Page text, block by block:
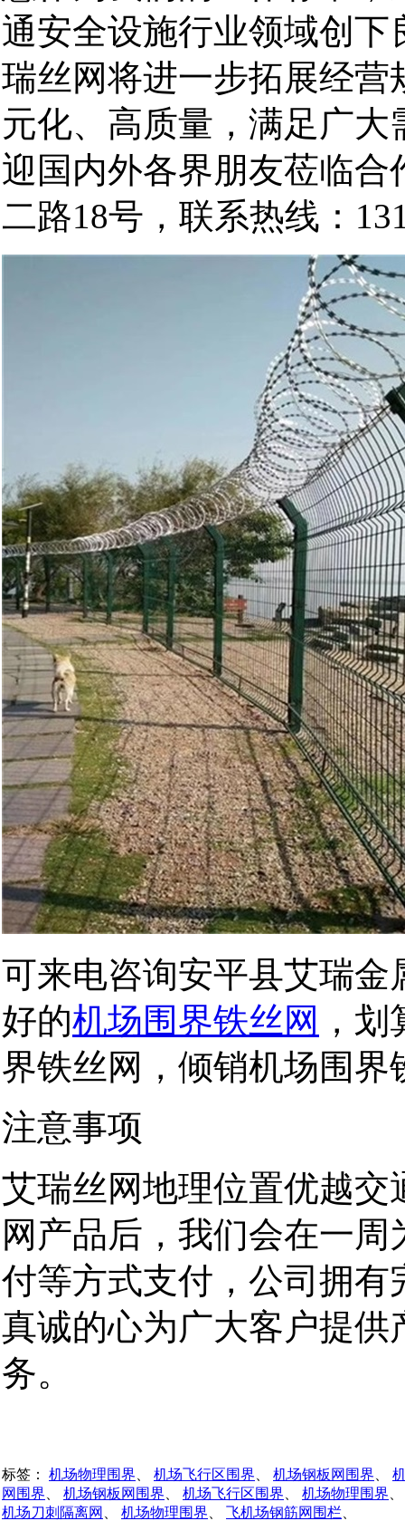
通安全设施行业领域创
瑞丝网将进一步拓展经
元化、高质量，满足广
迎国内外各界朋友莅临
二路18号，联系热线：
可来电咨询安平县艾瑞
好的机场围界铁丝网 ，
界铁丝网，倾销机场围界
注意事项
艾瑞丝网地理位置优越
网产品后，我们会在一
付等方式支付，公司拥
真诚的心为广大客户提
务。
标签： 机场物理围界 机场飞行区围界 机场钢板网围界
网围界
机场钢板网围界 机场飞行区围界 机场物理围界
机场刀刺隔离网
机场物理围界 飞机场钢筋网围栏